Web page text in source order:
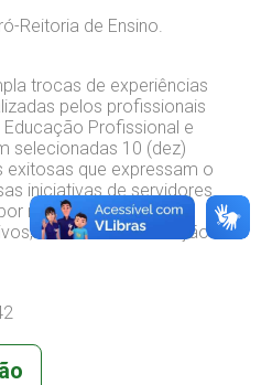
Reitoria de Ensino.
trocas de experiências
pelos profissionais
Profissional e
selecionadas 10 (dez)
exitosas que expressam o
iniciativas de servidores
meio da produção de
com a transformação